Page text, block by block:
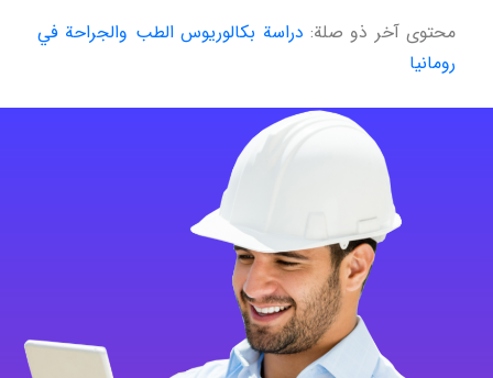
محتوى آخر ذو صلة: دراسة بكالوريوس الطب والجراحة في
رومانيا